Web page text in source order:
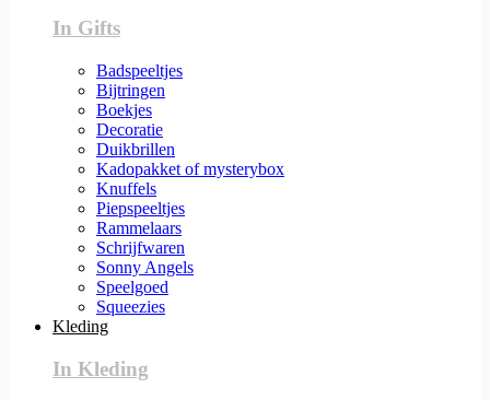
In Gifts
Badspeeltjes
Bijtringen
Boekjes
Decoratie
Duikbrillen
Kadopakket of mysterybox
Knuffels
Piepspeeltjes
Rammelaars
Schrijfwaren
Sonny Angels
Speelgoed
Squeezies
Kleding
In Kleding